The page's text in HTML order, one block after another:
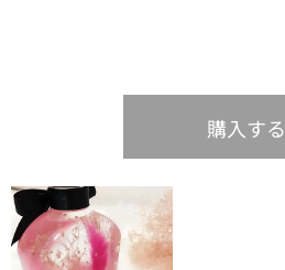
購入する